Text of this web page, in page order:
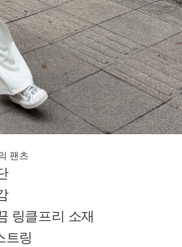
팬츠
링클프리 소재
트링